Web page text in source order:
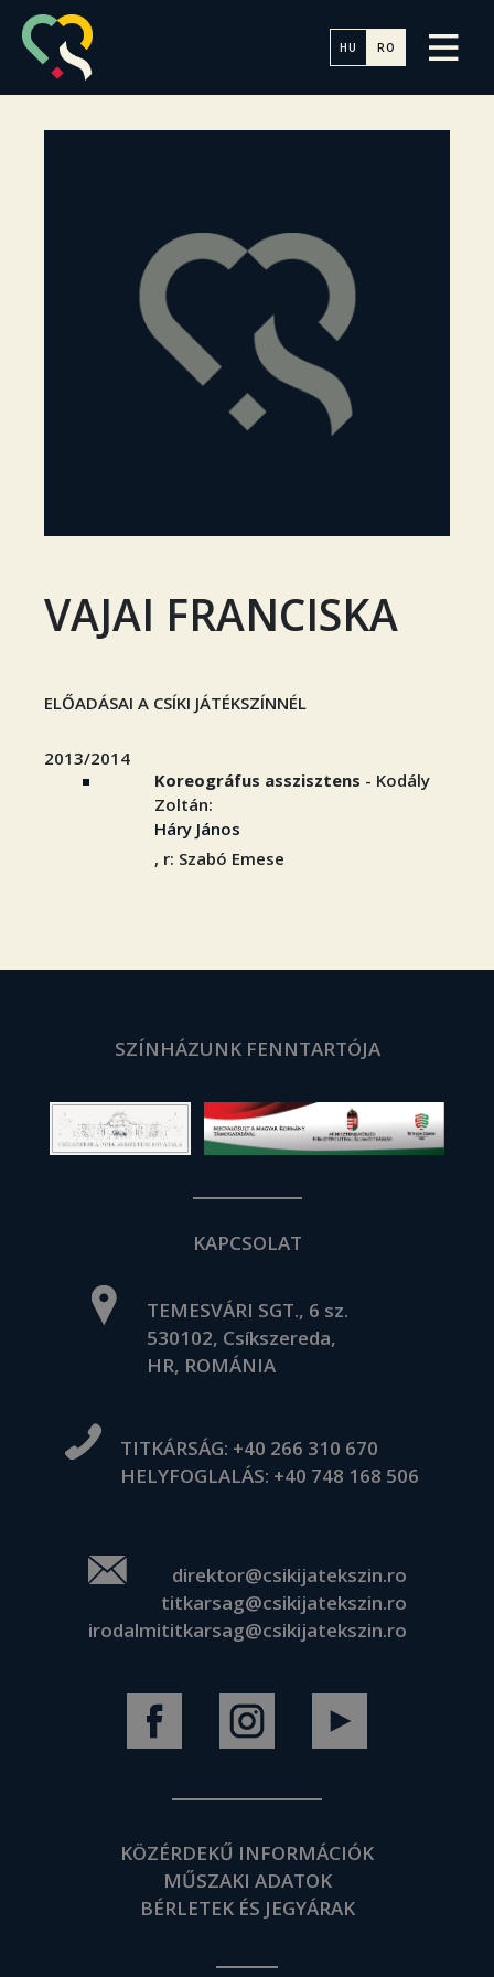
HU RO
VAJAI FRANCISKA
ELŐADÁSAI A CSÍKI JÁTÉKSZÍNNÉL
2013/2014
Koreográfus asszisztens - Kodály
Zoltán:
Háry János
, r: Szabó Emese
SZÍNHÁZUNK FENNTARTÓJA
KAPCSOLAT
TEMESVÁRI SGT., 6 sz.
530102, Csíkszereda,
HR, ROMÁNIA
TITKÁRSÁG: +40 266 310 670
HELYFOGLALÁS: +40 748 168 506
direktor@csikijatekszin.ro
titkarsag@csikijatekszin.ro
irodalmititkarsag@csikijatekszin.ro
KÖZÉRDEKŰ INFORMÁCIÓK
MŰSZAKI ADATOK
BÉRLETEK ÉS JEGYÁRAK